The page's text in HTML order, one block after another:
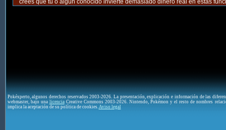
crees que tú o algún conocido invierte demasiado dinero real en estas
Pokéxperto, algunos derechos reservados 2003-2026. La presentación, explicación e información de las
webmaster, bajo una licenciaCreative Commons 2003-2026. Nintendo, Pokémon y el resto de nombres
implica la aceptación de su política de cookies. Aviso legal